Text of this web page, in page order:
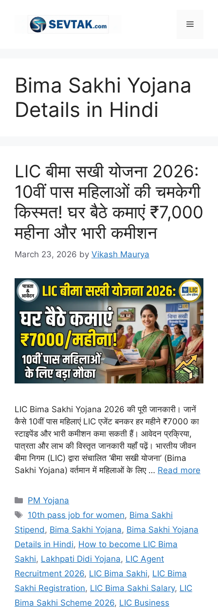
Menu
Bima Sakhi Yojana
Details in Hindi
LIC बीमा सखी योजना 2026:
10वीं पास महिलाओं की चमकेगी
किस्मत! घर बैठे कमाएं ₹7,000
महीना और भारी कमीशन
March 23, 2026 by Vikash Maurya
LIC Bima Sakhi Yojana 2026 की पूरी जानकारी। जानें
कैसे 10वीं पास महिलाएं LIC एजेंट बनकर हर महीने ₹7000 का
स्टाइपेंड और भारी कमीशन कमा सकती हैं। आवेदन प्रक्रिया,
पात्रता और लाभ की विस्तृत जानकारी यहाँ पढ़ें। भारतीय जीवन
बीमा निगम (LIC) द्वारा संचालित ‘बीमा सखी योजना’ (Bima
Sakhi Yojana) वर्तमान में महिलाओं के लिए … Read more
Categories
PM Yojana
Tags
10th pass job for women, Bima Sakhi
Stipend, Bima Sakhi Yojana, Bima Sakhi Yojana
Details in Hindi, How to become LIC Bima
Sakhi, Lakhpati Didi Yojana, LIC Agent
Recruitment 2026, LIC Bima Sakhi, LIC Bima
Sakhi Registration, LIC Bima Sakhi Salary, LIC
Bima Sakhi Scheme 2026, LIC Business